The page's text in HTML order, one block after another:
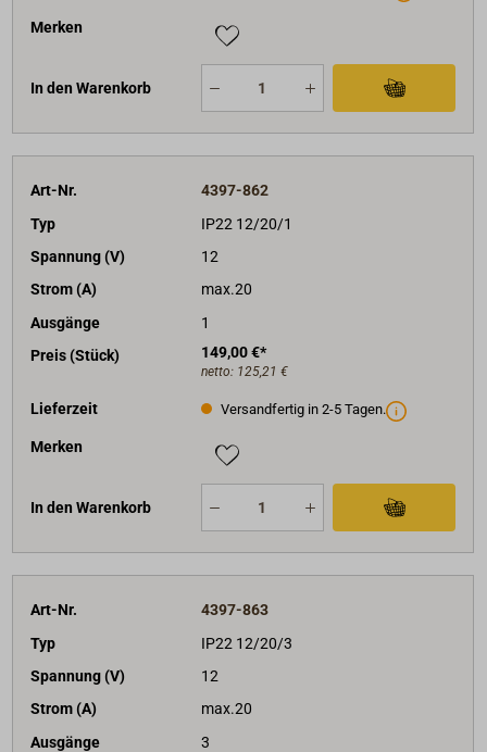
Merken
In den Warenkorb
Art-Nr.
4397-862
Typ
IP22 12/20/1
Spannung (V)
12
Strom (A)
max.20
Ausgänge
1
Preis (Stück)
149,00 €*
netto: 125,21 €
Lieferzeit Versandfertig in 2-5 Tagen.
Merken
In den Warenkorb
Art-Nr.
4397-863
Typ
IP22 12/20/3
Spannung (V)
12
Strom (A)
max.20
Ausgänge
3